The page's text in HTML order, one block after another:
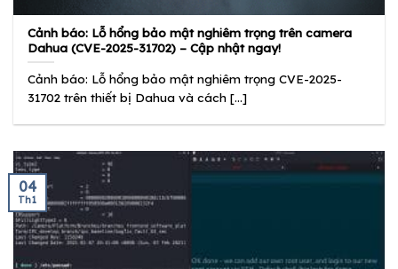
Cảnh báo: Lỗ hổng bảo mật nghiêm trọng trên camera
Dahua (CVE-2025-31702) – Cập nhật ngay!
Cảnh báo: Lỗ hổng bảo mật nghiêm trọng CVE-2025-
31702 trên thiết bị Dahua và cách [...]
04
Th1